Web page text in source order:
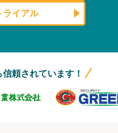
ライアル
頼されています！